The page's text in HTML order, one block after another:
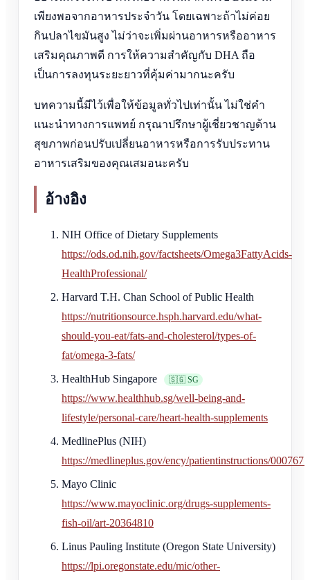
เพียงพอจากอาหารประจำวัน โดยเฉพาะถ้าไม่ค่อย
กินปลาไขมันสูง ไม่ว่าจะเพิ่มผ่านอาหารหรืออาหาร
เสริมคุณภาพดี การให้ความสำคัญกับ DHA ถือ
เป็นการลงทุนระยะยาวที่คุ้มค่ามากนะครับ
บทความนี้มีไว้เพื่อให้ข้อมูลทั่วไปเท่านั้น ไม่ใช่คำ
แนะนำทางการแพทย์ กรุณาปรึกษาผู้เชี่ยวชาญด้าน
สุขภาพก่อนปรับเปลี่ยนอาหารหรือการรับประทาน
อาหารเสริมของคุณเสมอนะครับ
อ้างอิง
NIH Office of Dietary Supplements
https://ods.od.nih.gov/factsheets/Omega3FattyAcids-
HealthProfessional/
Harvard T.H. Chan School of Public Health
https://nutritionsource.hsph.harvard.edu/what-
should-you-eat/fats-and-cholesterol/types-of-
fat/omega-3-fats/
HealthHub Singapore
🇸🇬 SG
https://www.healthhub.sg/well-being-and-
lifestyle/personal-care/heart-health-supplements
MedlinePlus (NIH)
https://medlineplus.gov/ency/patientinstructions/
Mayo Clinic
https://www.mayoclinic.org/drugs-supplements-
fish-oil/art-20364810
Linus Pauling Institute (Oregon State University)
https://lpi.oregonstate.edu/mic/other-